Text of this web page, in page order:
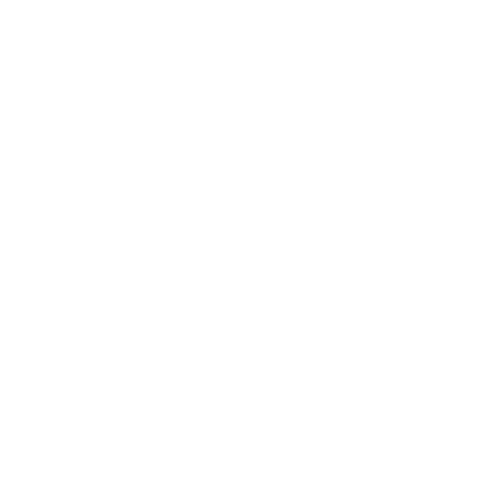
до 3100/мин. Длина хода составляет
кг. Лобзик имеет эргономичную